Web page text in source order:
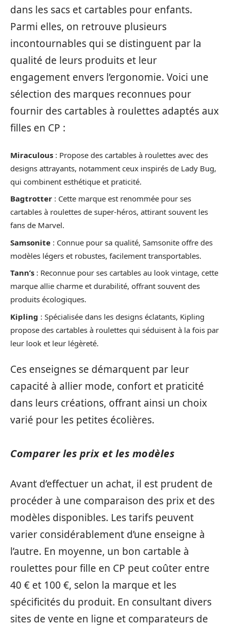
dans les sacs et cartables pour enfants.
Parmi elles, on retrouve plusieurs
incontournables qui se distinguent par la
qualité de leurs produits et leur
engagement envers l’ergonomie. Voici une
sélection des marques reconnues pour
fournir des cartables à roulettes adaptés aux
filles en CP :
Miraculous : Propose des cartables à roulettes avec des
designs attrayants, notamment ceux inspirés de Lady Bug,
qui combinent esthétique et praticité.
Bagtrotter : Cette marque est renommée pour ses
cartables à roulettes de super-héros, attirant souvent les
fans de Marvel.
Samsonite : Connue pour sa qualité, Samsonite offre des
modèles légers et robustes, facilement transportables.
Tann’s : Reconnue pour ses cartables au look vintage, cette
marque allie charme et durabilité, offrant souvent des
produits écologiques.
Kipling : Spécialisée dans les designs éclatants, Kipling
propose des cartables à roulettes qui séduisent à la fois par
leur look et leur légèreté.
Ces enseignes se démarquent par leur
capacité à allier mode, confort et praticité
dans leurs créations, offrant ainsi un choix
varié pour les petites écolières.
Comparer les prix et les modèles
Avant d’effectuer un achat, il est prudent de
procéder à une comparaison des prix et des
modèles disponibles. Les tarifs peuvent
varier considérablement d’une enseigne à
l’autre. En moyenne, un bon cartable à
roulettes pour fille en CP peut coûter entre
40 € et 100 €, selon la marque et les
spécificités du produit. En consultant divers
sites de vente en ligne et comparateurs de